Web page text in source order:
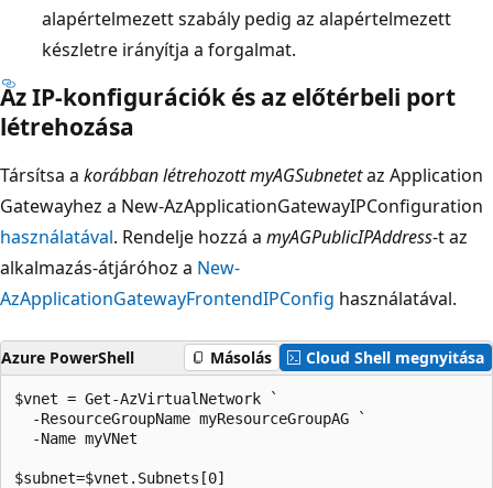
alapértelmezett szabály pedig az alapértelmezett
készletre irányítja a forgalmat.
Az IP-konfigurációk és az előtérbeli port
létrehozása
Társítsa a korábban létrehozott myAGSubnetetaz Application
Gatewayhez a New-AzApplicationGatewayIPConfiguration
használatával. Rendelje hozzá a myAGPublicIPAddress-t az
alkalmazás-átjáróhoz a New-
AzApplicationGatewayFrontendIPConfig használatával.
Azure PowerShell Másolás Cloud Shell megnyitása
$vnet = Get-AzVirtualNetwork `
  -ResourceGroupName myResourceGroupAG `
  -Name myVNet
$subnet=$vnet.Subnets[0]